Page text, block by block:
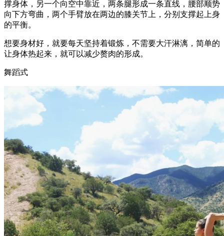
撑身体，另一个向空中靠近，两条腿形成一条直线，腰部顺势
向下方弯曲，两个手臂放在两边的膝关节上，分别支撑起上身
的平衡。
想要身材好，就要每天坚持着锻炼，不需要大汗淋漓，简单的
让身体热起来，就可以减少赘肉的形成。
舞蹈式